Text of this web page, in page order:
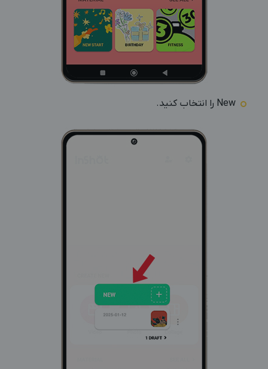
New را انتخاب کنید.